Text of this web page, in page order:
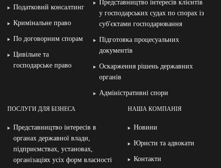
Податковий консалтинг
Кримінальне право
По договорним спорам
Цивільне та
господарське право
Представництво інтересів клієнтів
у господарських судах по спорах із
суб′єктами господарювання
Підготовка процесуальних
документів
Оскарження рішень державних
органів
Адміністративні спори
ПОСЛУГИ ДЛЯ БІЗНЕСА
Представництво інтересів в
органах державної влади,
підприємствах, установах,
організаціях усіх форм власності
НАША КОМПАНІЯ
Новини
Юристи та адвокати
Контакти